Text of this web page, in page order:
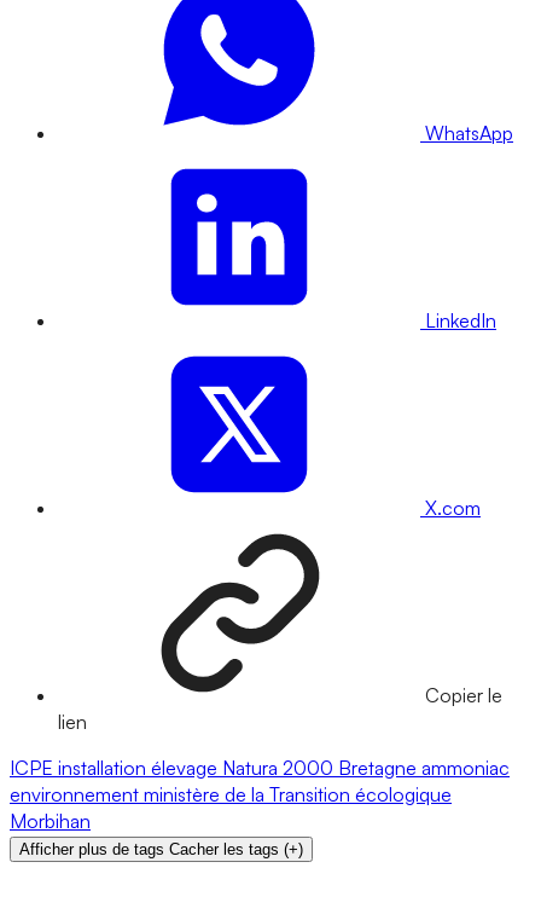
WhatsApp
LinkedIn
X.com
Copier le
lien
ICPE installation élevage Natura 2000 Bretagne ammoniac
environnement ministère de la Transition écologique
Morbihan
Afficher plus de tags Cacher les tags (+)